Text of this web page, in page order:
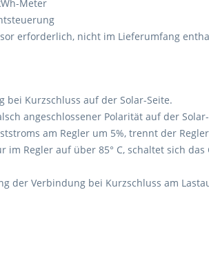
Meter
erforderlich, nicht im Lieferumfang
bei Kurzschluss auf der Solar-Seite.
angeschlossener Polarität auf der
am Regler um 5%, trennt der
Regler auf über 85° C, schaltet sich
der Verbindung bei Kurzschluss am